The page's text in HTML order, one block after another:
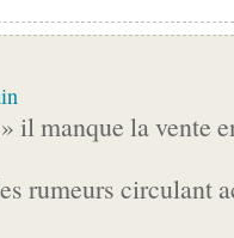
il manque la vente
rumeurs circulant